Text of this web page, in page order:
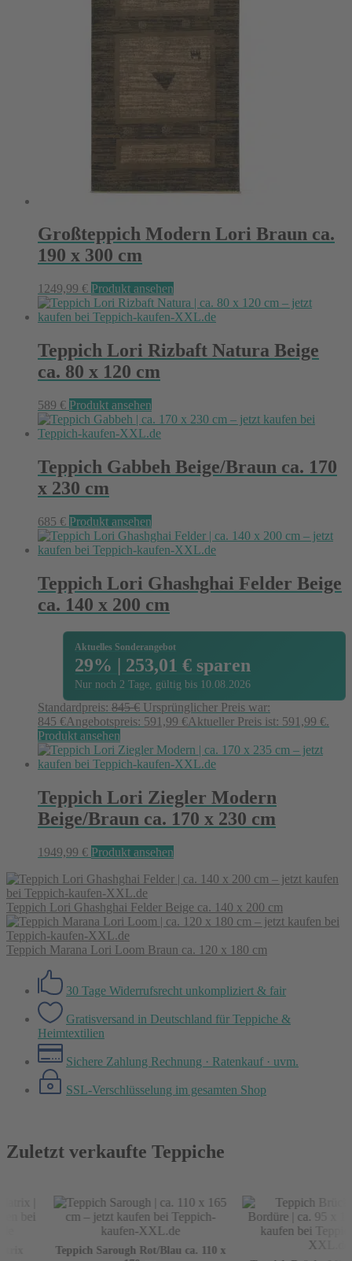
Großteppich Modern Lori Braun ca.
190 x 300 cm
1249,99 € Produkt ansehen
Teppich Lori Rizbaft Natura Beige
ca. 80 x 120 cm
589 € Produkt ansehen
Teppich Gabbeh Beige/Braun ca. 170
x 230 cm
685 € Produkt ansehen
Teppich Lori Ghashghai Felder Beige
ca. 140 x 200 cm
Aktuelles Sonderangebot
29% | 253,01 € sparen
Nur noch 2 Tage, gültig bis 10.08.2026
Standardpreis: 845€ Ursprünglicher Preis war:
845 €Angebotspreis: 591,99 €Aktueller Preis ist: 591,99 €.
Produkt ansehen
Teppich Lori Ziegler Modern
Beige/Braun ca. 170 x 230 cm
1949,99 € Produkt ansehen
Teppich Lori Ghashghai Felder Beige ca. 140 x 200 cm
Teppich Marana Lori Loom Braun ca. 120 x 180 cm
30 Tage Widerrufsrecht unkompliziert & fair
Gratisversand in Deutschland für Teppiche &
Heimtextilien
Sichere Zahlung Rechnung · Ratenkauf · uvm.
SSL-Verschlüsselung im gesamten Shop
Zuletzt verkaufte Teppiche
Teppich Sarough Rot/Blau ca. 110 x